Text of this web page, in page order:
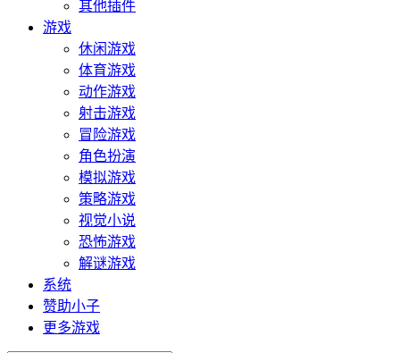
其他插件
游戏
休闲游戏
体育游戏
动作游戏
射击游戏
冒险游戏
角色扮演
模拟游戏
策略游戏
视觉小说
恐怖游戏
解谜游戏
系统
赞助小子
更多游戏